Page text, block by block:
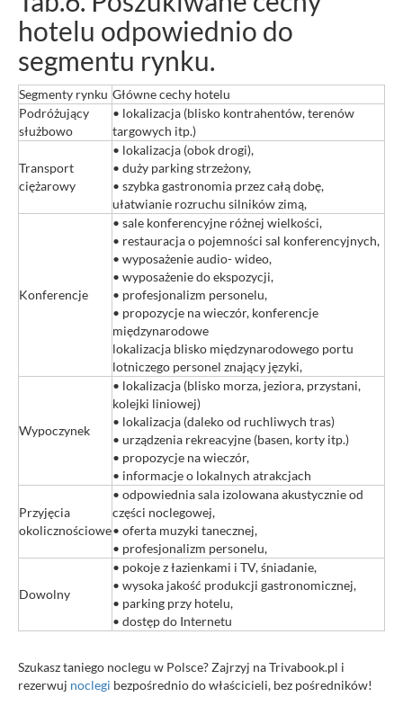
hotelu odpowiednio do
segmentu rynku.
Segmenty rynku Główne cechy hotelu
Podróżujący
służbowo
• lokalizacja (blisko kontrahentów, terenów
targowych itp.)
Transport
ciężarowy
• lokalizacja (obok drogi),
• duży parking strzeżony,
• szybka gastronomia przez całą dobę,
ułatwianie rozruchu silników zimą,
Konferencje
• sale konferencyjne różnej wielkości,
• restauracja o pojemności sal konferencyjnych,
• wyposażenie audio- wideo,
• wyposażenie do ekspozycji,
• profesjonalizm personelu,
• propozycje na wieczór, konferencje
międzynarodowe
lokalizacja blisko międzynarodowego portu
lotniczego personel znający języki,
Wypoczynek
• lokalizacja (blisko morza, jeziora, przystani,
kolejki liniowej)
• lokalizacja (daleko od ruchliwych tras)
• urządzenia rekreacyjne (basen, korty itp.)
• propozycje na wieczór,
• informacje o lokalnych atrakcjach
Przyjęcia
okolicznościowe
• odpowiednia sala izolowana akustycznie od
części noclegowej,
• oferta muzyki tanecznej,
• profesjonalizm personelu,
Dowolny
• pokoje z łazienkami i TV, śniadanie,
• wysoka jakość produkcji gastronomicznej,
• parking przy hotelu,
• dostęp do Internetu
Szukasz taniego noclegu w Polsce? Zajrzyj na Trivabook.pl i
rezerwuj noclegi bezpośrednio do właścicieli, bez pośredników!